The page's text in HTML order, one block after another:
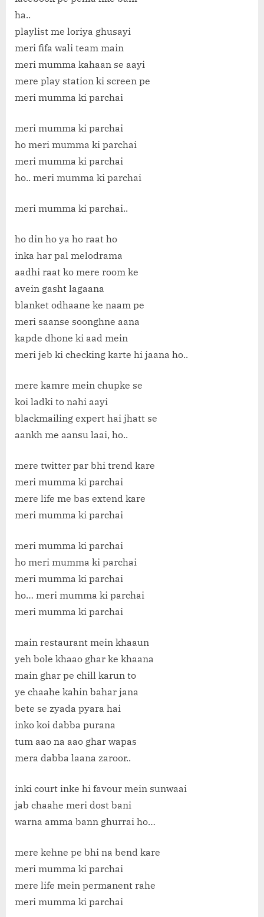
ha..
playlist me loriya ghusayi
meri fifa wali team main
meri mumma kahaan se aayi
mere play station ki screen pe
meri mumma ki parchai
meri mumma ki parchai
ho meri mumma ki parchai
meri mumma ki parchai
ho.. meri mumma ki parchai
meri mumma ki parchai..
ho din ho ya ho raat ho
inka har pal melodrama
aadhi raat ko mere room ke
avein gasht lagaana
blanket odhaane ke naam pe
meri saanse soonghne aana
kapde dhone ki aad mein
meri jeb ki checking karte hi jaana ho..
mere kamre mein chupke se
koi ladki to nahi aayi
blackmailing expert hai jhatt se
aankh me aansu laai, ho..
mere twitter par bhi trend kare
meri mumma ki parchai
mere life me bas extend kare
meri mumma ki parchai
meri mumma ki parchai
ho meri mumma ki parchai
meri mumma ki parchai
ho… meri mumma ki parchai
meri mumma ki parchai
main restaurant mein khaaun
yeh bole khaao ghar ke khaana
main ghar pe chill karun to
ye chaahe kahin bahar jana
bete se zyada pyara hai
inko koi dabba purana
tum aao na aao ghar wapas
mera dabba laana zaroor..
inki court inke hi favour mein sunwaai
jab chaahe meri dost bani
warna amma bann ghurrai ho…
mere kehne pe bhi na bend kare
meri mumma ki parchai
mere life mein permanent rahe
meri mumma ki parchai